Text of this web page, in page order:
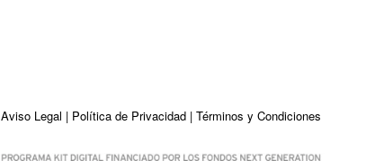
Aviso Legal | Política de Privacidad | Términos y Condiciones